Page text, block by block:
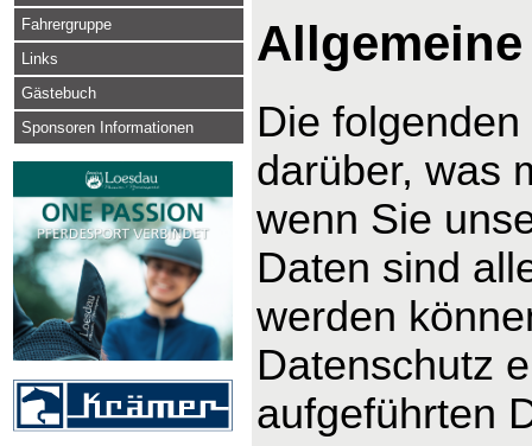
Fahrergruppe
Links
Gästebuch
Sponsoren Informationen
Die
darüber, was
wenn Sie
Daten sind
werden
Datenschutz
aufgeführten